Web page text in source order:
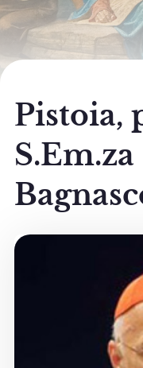
Pistoia,